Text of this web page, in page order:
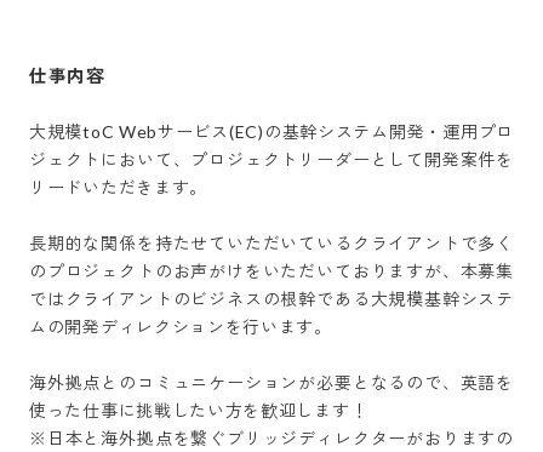
仕事内容
大規模toC Webサービス(EC)の基幹システム開発・運用プロ
ジェクトにおいて、プロジェクトリーダーとして開発案件を
リードいただきます。
長期的な関係を持たせていただいているクライアントで多く
のプロジェクトのお声がけをいただいておりますが、本募集
ではクライアントのビジネスの根幹である大規模基幹システ
ムの開発ディレクションを行います。
海外拠点とのコミュニケーションが必要となるので、英語を
使った仕事に挑戦したい方を歓迎します！
※日本と海外拠点を繋ぐブリッジディレクターがおりますの